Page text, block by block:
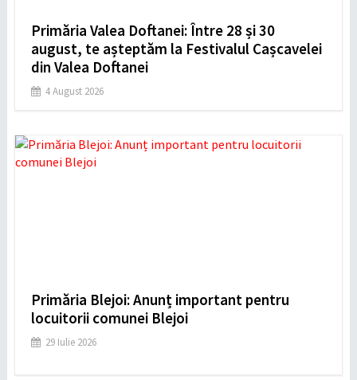
Primăria Valea Doftanei: Între 28 și 30
august, te așteptăm la Festivalul Cașcavelei
din Valea Doftanei
4 August 2026
Primăria Blejoi: Anunț important pentru
locuitorii comunei Blejoi
29 Iulie 2026